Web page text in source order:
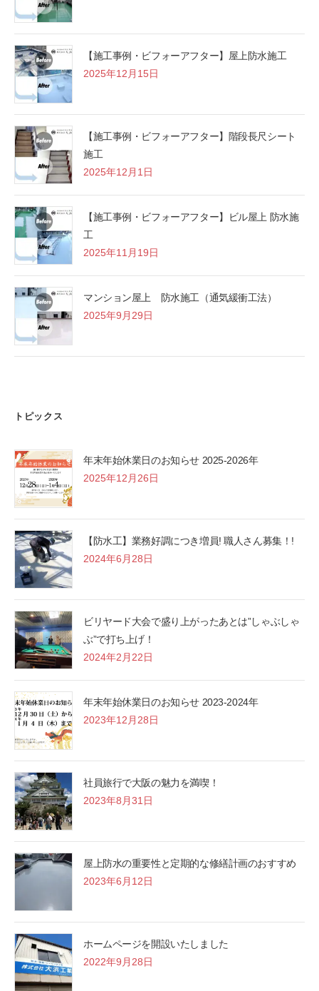
【施工事例・ビフォーアフター】屋上防水施工
2025年12月15日
【施工事例・ビフォーアフター】階段長尺シート
施工
2025年12月1日
【施工事例・ビフォーアフター】ビル屋上 防水施
工
2025年11月19日
マンション屋上 防水施工（通気緩衝工法）
2025年9月29日
トピックス
年末年始休業日のお知らせ 2025-2026年
2025年12月26日
【防水工】業務好調につき増員! 職人さん募集！!
2024年6月28日
ビリヤード大会で盛り上がったあとは”しゃぶしゃ
ぶ”で打ち上げ！
2024年2月22日
年末年始休業日のお知らせ 2023-2024年
2023年12月28日
社員旅行で大阪の魅力を満喫！
2023年8月31日
屋上防水の重要性と定期的な修繕計画のおすすめ
2023年6月12日
ホームページを開設いたしました
2022年9月28日